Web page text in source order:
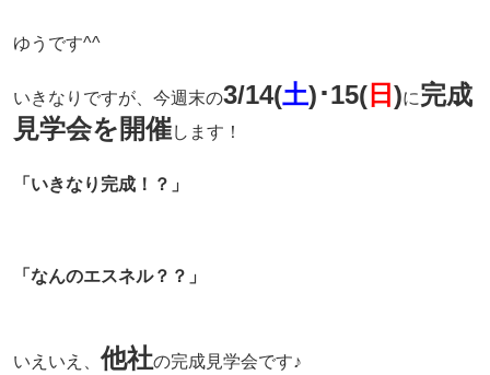
ゆうです^^
いきなりですが、今週末の3/14(土)･15(日 )に完成
見学会を開催します！
「いきなり完成！？」
「なんのエスネル？？」
いえいえ、他社の完成見学会です♪